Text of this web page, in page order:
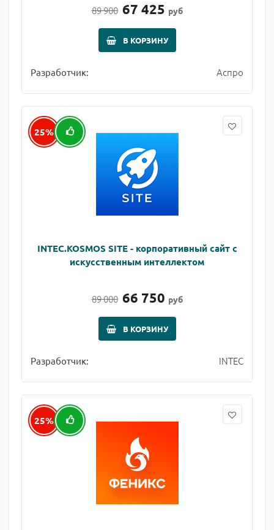
89 900 67 425 руб
В КОРЗИНУ
Разработчик: Аспро
25%
INTEC.KOSMOS SITE - корпоративный сайт с
искусственным интеллектом
89 000 66 750 руб
В КОРЗИНУ
Разработчик: INTEC
25%